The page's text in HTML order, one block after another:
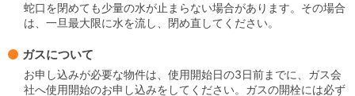
蛇口を閉めても少量の水が止まらない場合があります。その場合
は、一旦最大限に水を流し、閉め直してください。
ガスについて
お申し込みが必要な物件は、使用開始日の3日前までに、ガス会
社へ使用開始のお申し込みをしてください。ガスの開栓には必ず